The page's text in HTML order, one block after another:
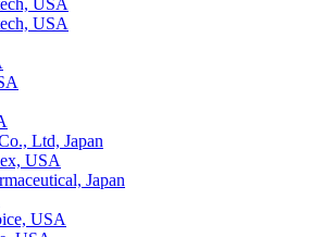
USA
USA
Ltd, Japan
USA
Japan
USA